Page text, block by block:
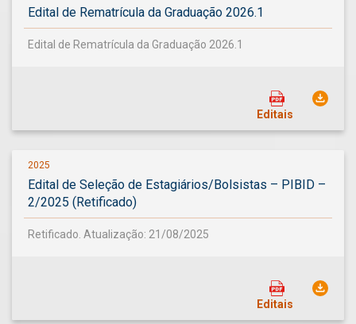
Edital de Rematrícula da Graduação 2026.1
Edital de Rematrícula da Graduação 2026.1
Editais
2025
Edital de Seleção de Estagiários/Bolsistas – PIBID –
2/2025 (Retificado)
Retificado. Atualização: 21/08/2025
Editais